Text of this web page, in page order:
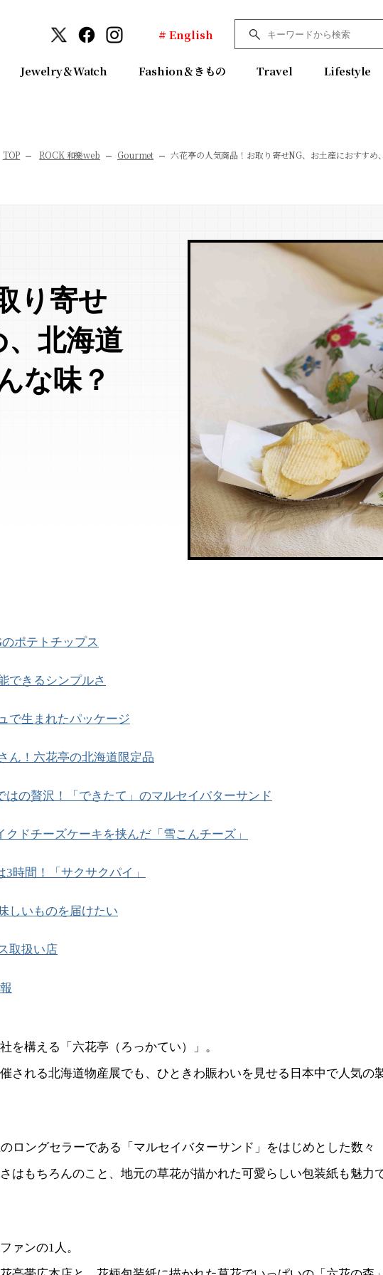
# English
Jewelry＆Watch Fashion＆きもの Travel Lifestyle
TOP ROCK 和樂web Gourmet 六花亭の人気商品！お取り寄せNG、お土産におすすめ
り寄せ
北海道
な味？
ポテトチップス
できるシンプルさ
で生まれたパッケージ
ん！六花亭の北海道限定品
はの贅沢！「できたて」のマルセイバターサンド
クドチーズケーキを挟んだ「雪こんチーズ」
3時間！「サクサクパイ」
しいものを届けたい
取扱い店
を構える「六花亭（ろっかてい）」。
される北海道物産展でも、ひときわ賑わいを見せる日本中で人気の
ロングセラーである「マルセイバターサンド」をはじめとした数々
はもちろんのこと、地元の草花が描かれた可愛らしい包装紙も魅力
ァンの1人。